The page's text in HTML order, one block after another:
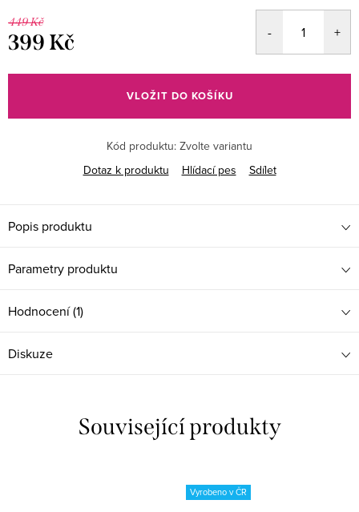
449 Kč
399 Kč
cena:
VLOŽIT DO KOŠÍKU
Kód produktu: Zvolte variantu
Dotaz k produktu
Hlídací pes Sdílet
Popis produktu
Parametry produktu
Hodnocení (1)
Diskuze
Související produkty
Vyrobeno v ČR